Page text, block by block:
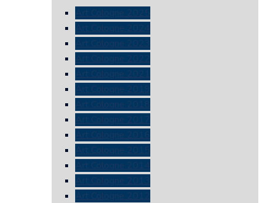
Art Cologne 2025
Art Cologne 2024
Art Cologne 2023
Art Cologne 2022
Art Cologne 2021
Art Cologne 2019
Art Cologne 2018
Art Cologne 2017
Art Cologne 2016
Art Cologne 2015
Art Cologne 2014
Art Cologne 2013
Art Cologne 2012